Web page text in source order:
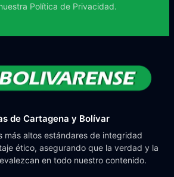
Política de Privacidad.
de Cartagena y Bolívar
más altos estándares de integridad
ético, asegurando que la verdad y la
en todo nuestro contenido.